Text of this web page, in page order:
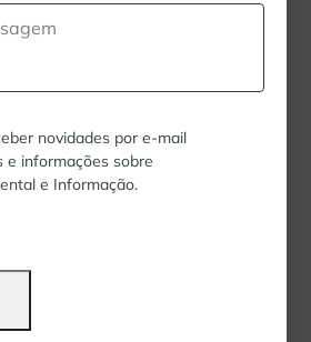
novidades por e-mail
e informações sobre
e Informação.